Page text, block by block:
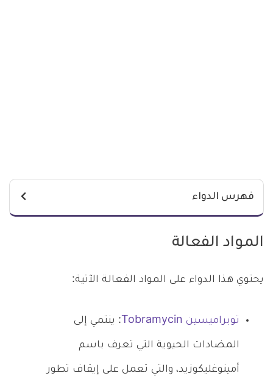
فهرس الدواء
المواد الفعالة
يحتوي هذا الدواء على المواد الفعالة الآتية:
توبراميسين Tobramycin : ينتمي إلى
المضادات الحيوية التي تعرف باسم
أمينوغليكوزيد، والتي تعمل على إيقاف تطور